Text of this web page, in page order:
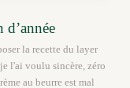
la recette du layer
l'ai voulu sincère, zéro
au beurre est mal